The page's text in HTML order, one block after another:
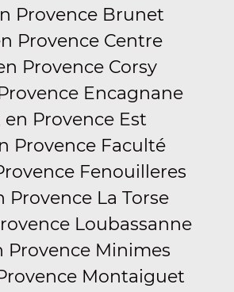
Provence Brunet
Provence Centre
Provence Corsy
Encagnane
en Provence Est
Provence Faculté
Fenouilleres
Provence La Torse
Loubassanne
Provence Minimes
Montaiguet